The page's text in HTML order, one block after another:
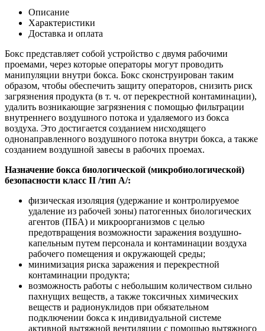
Описание
Характеристики
Доставка и оплата
Бокс представляет собой устройство с двумя рабочими
проемами, через которые операторы могут проводить
манипуляции внутри бокса. Бокс сконструирован таким
образом, чтобы обеспечить защиту операторов, снизить риск
загрязнения продукта (в т. ч. от перекрестной контаминации),
удалить возникающие загрязнения с помощью фильтрации
внутреннего воздушного потока и удаляемого из бокса
воздуха. Это достигается созданием нисходящего
однонаправленного воздушного потока внутри бокса, а также
созданием воздушной завесы в рабочих проемах.
Назначение бокса биологической (микробиологической)
безопасности класс II /тип А/:
физическая изоляция (удержание и контролируемое
удаление из рабочей зоны) патогенных биологических
агентов (ПБА) и микроорганизмов с целью
предотвращения возможности заражения воздушно-
капельным путем персонала и контаминации воздуха
рабочего помещения и окружающей среды;
минимизация риска заражения и перекрестной
контаминации продукта;
возможность работы с небольшим количеством сильно
пахнущих веществ, а также токсичных химических
веществ и радионуклидов при обязательном
подключении бокса к индивидуальной системе
активной вытяжной вентиляции с помощью вытяжного